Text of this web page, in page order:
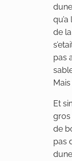
de
pas
Et
gros
de
pas